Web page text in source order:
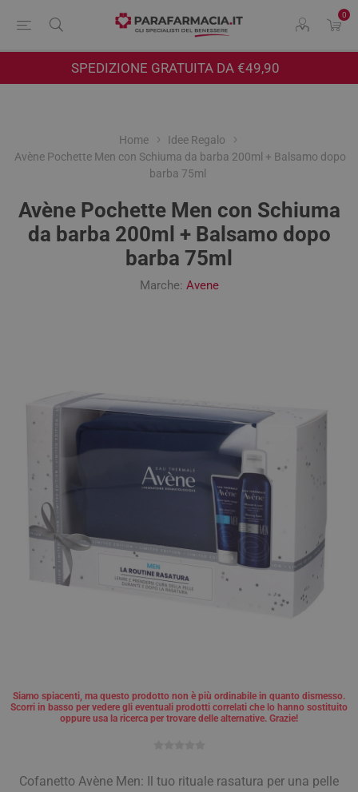
0
SPEDIZIONE GRATUITA DA €49,90
Home
Idee Regalo
Avène Pochette Men con Schiuma da barba 200ml + Balsamo dopo
barba 75ml
Avène Pochette Men con Schiuma
da barba 200ml + Balsamo dopo
barba 75ml
Marche: Avene
Siamo spiacenti, ma questo prodotto non è più ordinabile in quanto dismesso.
Scorri in basso per vedere gli eventuali prodotti correlati che lo hanno sostituito
oppure usa la ricerca per trovare delle alternative. Grazie!
Cofanetto Avène Men: Il tuo rituale rasatura per una pelle